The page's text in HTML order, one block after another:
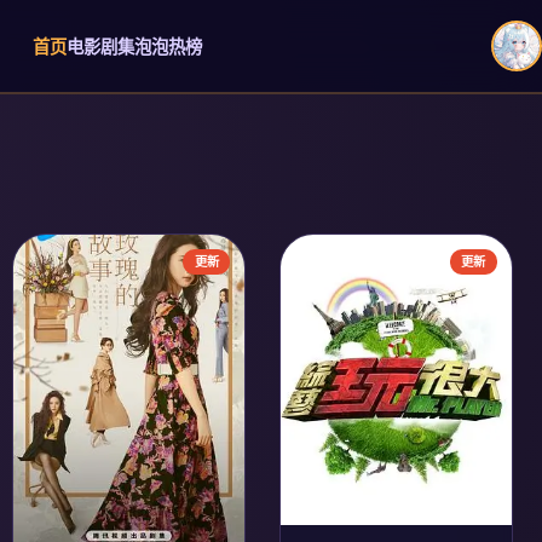
首页电影剧集泡泡热榜
更新 更新